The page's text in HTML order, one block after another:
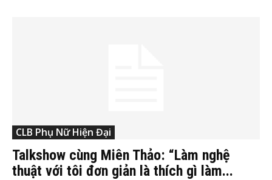
CLB Phụ Nữ Hiện Đại
Talkshow cùng Miên Thảo: “Làm nghệ
thuật với tôi đơn giản là thích gì làm...